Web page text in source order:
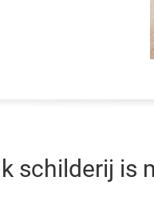
schilderij is